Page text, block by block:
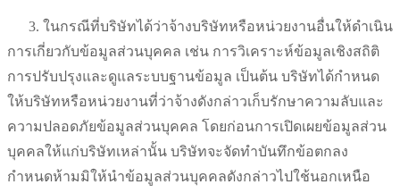
3. ในกรณีที่บริษัทได้ว่าจ้างบริษัทหรือหน่วยงานอื่นให้ดำเนิน
การเกี่ยวกับข้อมูลส่วนบุคคล เช่น การวิเคราะห์ข้อมูลเชิงสถิติ
การปรับปรุงและดูแลระบบฐานข้อมูล เป็นต้น บริษัทได้กำหนด
ให้บริษัทหรือหน่วยงานที่ว่าจ้างดังกล่าวเก็บรักษาความลับและ
ความปลอดภัยข้อมูลส่วนบุคคล โดยก่อนการเปิดเผยข้อมูลส่วน
บุคคลให้แก่บริษัทเหล่านั้น บริษัทจะจัดทำบันทึกข้อตกลง
กำหนดห้ามมิให้นำข้อมูลส่วนบุคคลดังกล่าวไปใช้นอกเหนือ